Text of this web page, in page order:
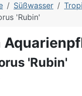
Süßwasser
'Rubin'
'Rubin'